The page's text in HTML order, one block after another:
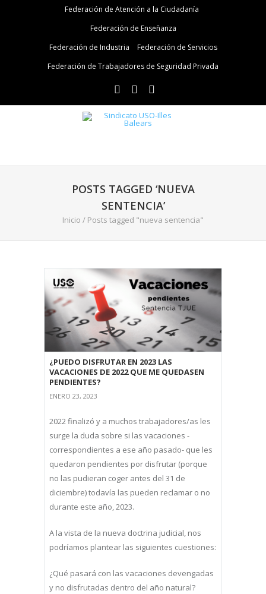
Federación de Atención a la Ciudadanía
Federación de Enseñanza
Federación de Industria
Federación de Servicios
Federación de Trabajadores de Seguridad Privada
POSTS TAGGED ‘NUEVA
SENTENCIA’
Inicio / Posts tagged "nueva sentencia"
¿PUEDO DISFRUTAR EN 2023 LAS
VACACIONES DE 2022 QUE ME QUEDASEN
PENDIENTES?
ENERO 23, 2023
2022 finalizó y a muchos trabajadores/as les
surge la duda sobre si las vacaciones -
correspondientes a ese año pasado- que les
quedaron pendientes por disfrutar (porque
no las pudieran coger antes del 31 de
diciembre) todavía las pueden reclamar o no
durante este año, 2023.
A la vista de la nueva doctrina judicial, nos
podríamos plantear las siguientes cuestiones:
¿Qué pasará con las vacaciones devengadas
y no disfrutadas dentro del año natural?